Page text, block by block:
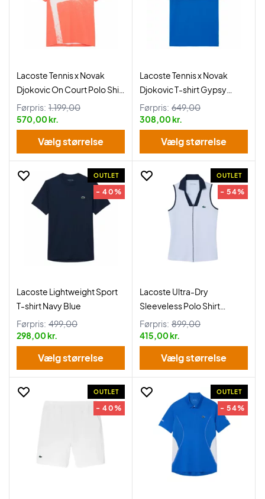
Lacoste Tennis x Novak
Djokovic On Court Polo Shirt
Mango Tree Red
Førpris: 1.199,00
570,00 kr.
Vælg størrelse
Lacoste Tennis x Novak
Djokovic T-shirt Gypsy
Blue/Navy Blue
Førpris: 649,00
308,00 kr.
Vælg størrelse
OUTLET
- 40%
Lacoste Lightweight Sport
T-shirt Navy Blue
Førpris: 499,00
298,00 kr.
Vælg størrelse
OUTLET
- 54%
Lacoste Ultra-Dry
Sleeveless Polo Shirt
Women Light Blue
Førpris: 899,00
415,00 kr.
Vælg størrelse
OUTLET
- 40%
OUTLET
- 54%